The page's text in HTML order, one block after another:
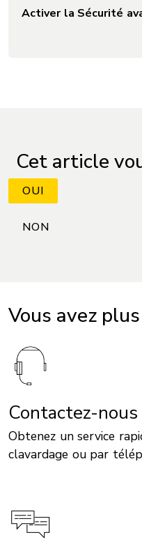
Activer la Sécurité
Cet article
Vous avez
Contactez-nous
Obtenez un service
clavardage ou par